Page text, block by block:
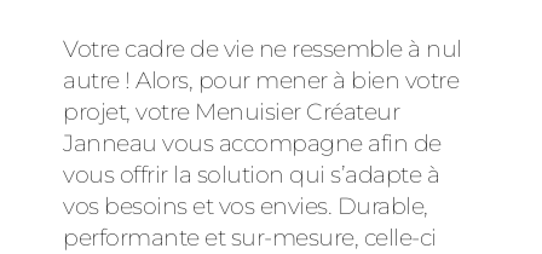
Votre cadre de vie ne ressemble à nul
autre ! Alors, pour mener à bien votre
projet, votre Menuisier Créateur
Janneau vous accompagne afin de
vous offrir la solution qui s’adapte à
vos besoins et vos envies. Durable,
performante et sur-mesure, celle-ci